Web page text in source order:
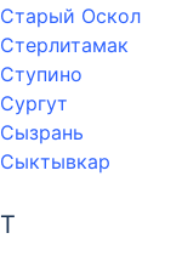
Старый Оскол
Стерлитамак
Ступино
Сургут
Сызрань
Сыктывкар
Т